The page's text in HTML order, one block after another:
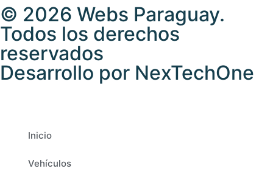
© 2026 Webs Paraguay.
Todos los derechos
reservados
Desarrollo por NexTechOne
Inicio
Vehículos